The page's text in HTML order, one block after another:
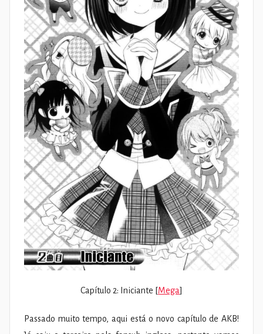
Capítulo 2: Iniciante [Mega]
Passado muito tempo, aqui está o novo capítulo de AKB!